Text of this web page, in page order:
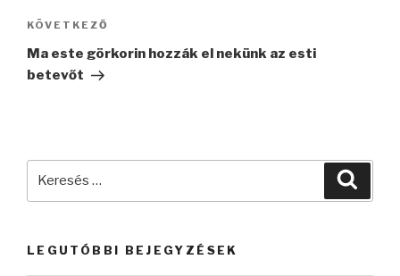
Következő
bejegyzés
KÖVETKEZŐ
Ma este görkorin hozzák el nekünk az esti
betevőt
LEGUTÓBBI BEJEGYZÉSEK